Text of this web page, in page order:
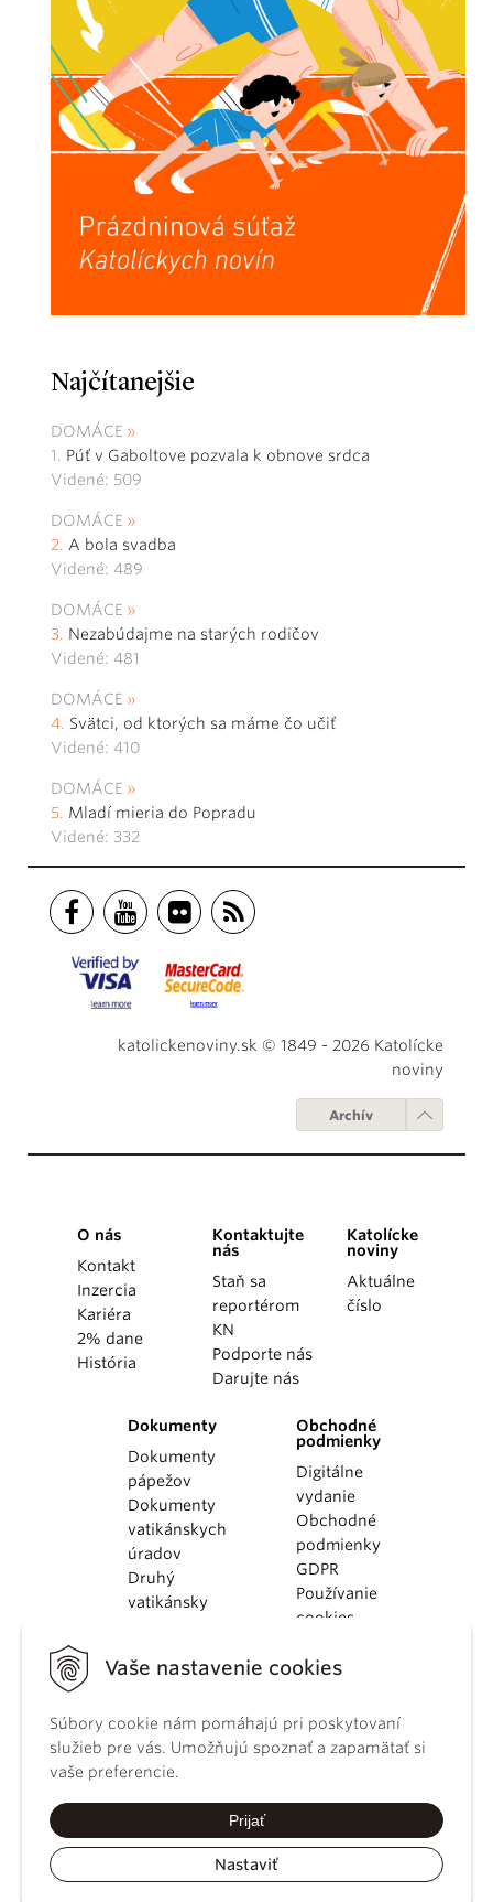
Vaše nastavenie cookies
Súbory cookie nám pomáhajú pri poskytovaní
služieb pre vás. Umožňujú spoznať a zapamätať si
vaše preferencie.
Prijať
Nastaviť
Najčítanejšie
DOMÁCE
Púť v Gaboltove pozvala k obnove srdca
Videné: 509
DOMÁCE
A bola svadba
Videné: 489
DOMÁCE
Nezabúdajme na starých rodičov
Videné: 481
DOMÁCE
Svätci, od ktorých sa máme čo učiť
Videné: 410
DOMÁCE
Mladí mieria do Popradu
Videné: 332
katolickenoviny.sk © 1849 - 2026 Katolícke
noviny
Archív
O nás
Kontakt
Inzercia
Kariéra
2% dane
História
Kontaktujte
nás
Staň sa
reportérom
KN
Podporte nás
Darujte nás
Katolícke
noviny
Aktuálne
číslo
Dokumenty
Dokumenty
pápežov
Dokumenty
vatikánskych
úradov
Druhý
vatikánsky
KBS
kánonického
práva
Katechizmus
Obchodné
podmienky
Digitálne
vydanie
Obchodné
podmienky
GDPR
Používanie
cookies